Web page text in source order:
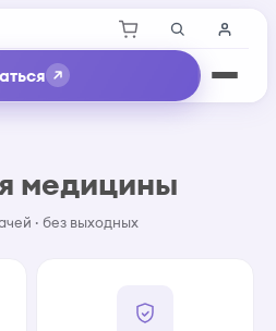
медицины
· без выходных